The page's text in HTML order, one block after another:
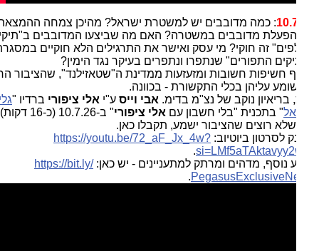
: כמה מדובבים יש למשטרת ישראל? מהיכן צמחה ההמצאה
מדובבים במשטרה? האם מה שביצעו המדובבים ב"תיקי
זה חוקי? מי עסק ואישר את התרגילים הלא חוקיים במסגרת
התפורים" שנתפרו ונתפרים בעיקר נגד הימין?
חשיפות חשובות ומזעזעות ממדינת ה"שטאזילנד", שהציבור הרחב
עליהן בכלי התקשורת - בכוונה.
בריאיון נוקב של נצ"מ בדימ.אבי וייסע"יאלי ציפוריברדיו "גלי
" בתכנית "בלי חשבון עםאלי ציפורי
" ב-10.7.26 (כ-16 דקות). כל
רוצים שהציבור ישמע, תקבלו כאן.
לסרטון ביוטיוב:https://youtu.be/72_aF_Jx_4w?
.
נוסף, מדהים ומרתק למתעניינים - יש כאן: https://bit.ly/
.